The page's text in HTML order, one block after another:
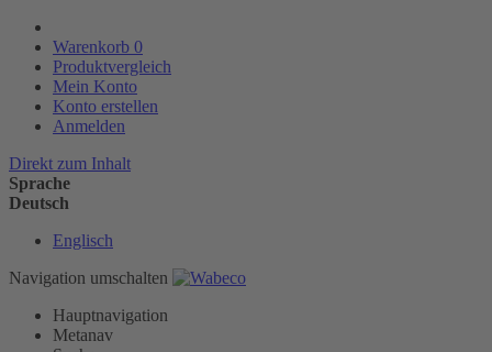
Warenkorb 0
Produktvergleich
Mein Konto
Konto erstellen
Anmelden
Direkt zum Inhalt
Sprache
Deutsch
Englisch
Navigation umschalten
Hauptnavigation
Metanav